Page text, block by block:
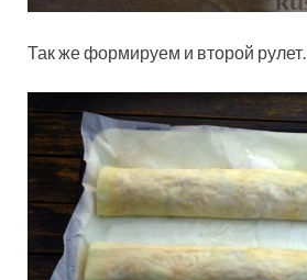
Так же формируем и второй рулет.